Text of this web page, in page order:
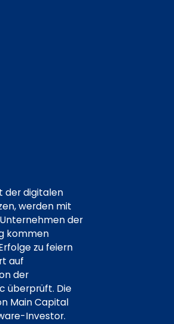
der digitalen
werden mit
der
kommen
zu feiern
auf
der
überprüft. Die
Main Capital
Investor.